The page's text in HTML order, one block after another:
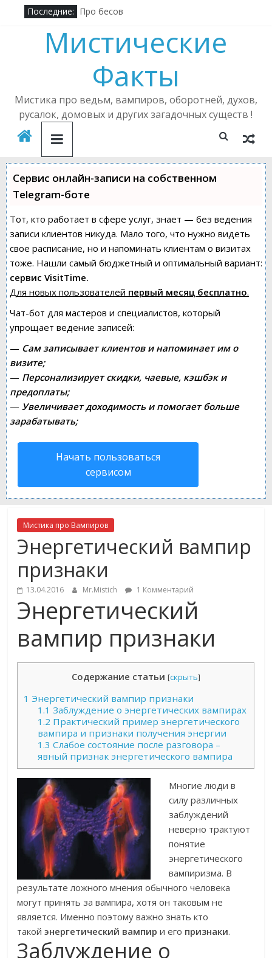
Последние: Про бесов
Алена Полынь — легендарная ведьма
Кричащий лес
Где в России можно встретить русалку?
Подселенный бес
Мистические
Факты
Мистика про ведьм, вампиров, оборотней, духов,
русалок, домовых и других загадочных существ !
Сервис онлайн-записи на собственном
Telegram-боте
Тот, кто работает в сфере услуг, знает — без ведения
записи клиентов никуда. Мало того, что нужно видеть
свое расписание, но и напоминать клиентам о визитах
тоже. Нашли самый бюджетный и оптимальный вариант:
сервис VisitTime.
Для новых пользователей первый месяц бесплатно.
Чат-бот для мастеров и специалистов, который
упрощает ведение записей:
— Сам записывает клиентов и напоминает им о
визите;
— Персонализирует скидки, чаевые, кэшбэк и
предоплаты;
— Увеличивает доходимость и помогает больше
зарабатывать;
Начать пользоваться
сервисом
Мистика про Вампиров
Энергетический вампир
признаки
13.04.2016 Mr.Mistich 1 Комментарий
Энергетический
вампир признаки
Содержание статьи [скрыть]
1 Энергетический вампир признаки
1.1 Заблуждение о энергетических вампирах
1.2 Практический пример энергетического
вампира и признаки получения энергии
1.3 Слабое состояние после разговора –
явный признак энергетического вампира
Многие люди в
силу различных
заблуждений
неверно трактуют
понятие
энергетического
вампиризма. В
результате ложного мнения обычного человека
могут принять за вампира, хотя он таковым не
является. Именно поэтому важно знать кто
такой энергетический вампири его признаки.
Заблуждение о